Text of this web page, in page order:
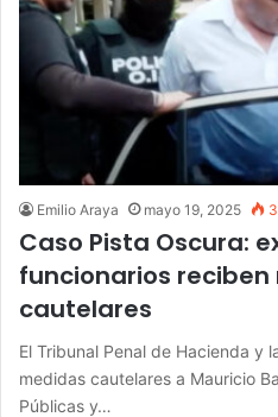
Emilio Araya mayo 19, 2025
Caso Pista Oscura:
funcionarios
cautelares
El Tribunal Penal de Hacienda y
medidas cautelares a Mauricio
Públicas y…